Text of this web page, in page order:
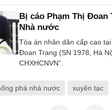
Bị cáo Phạm Thị
Nhà nước
Tòa án nhân dân cấp cao
Đoan Trang (SN 1978, Hà
CHXHCNVN”.
phá nhà nước xuyên tạc